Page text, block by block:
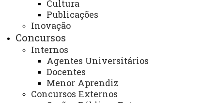
Cultura
Publicações
Inovação
Concursos
Internos
Agentes Universitários
Docentes
Menor Aprendiz
Concursos Externos
docentes e alunos, buscando compreender suas
necessidades e oferecer suporte acadêmico e emocional
para promover seu desenvolvimento pessoal e
profissional.
- Comunidade interna: gerenciar os recursos
humanos, físicos e financeiros do curso, coordenando
atividades como alocação de professores, elaboração de